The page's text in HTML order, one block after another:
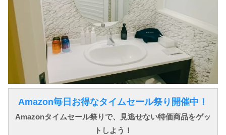
Amazon毎日お得なタイムセール祭り開催中！
Amazonタイムセール祭りで、見逃せない特価商品をゲッ
トしよう！